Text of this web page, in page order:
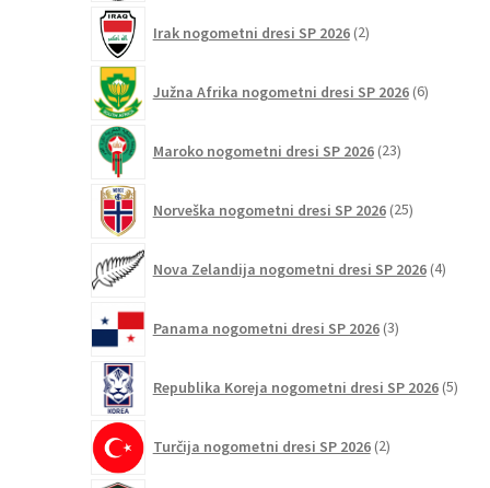
Irak nogometni dresi SP 2026 2izdelka
Južna Afrika nogometni dresi SP 2026 6izdelkov
Maroko nogometni dresi SP 2026 23izdelkov
Norveška nogometni dresi SP 2026 25izdelkov
Nova Zelandija nogometni dresi SP 2026 4izdelki
Panama nogometni dresi SP 2026 3izdelki
Republika Koreja nogometni dresi SP 2026 5
Turčija nogometni dresi SP 2026 2izdelka